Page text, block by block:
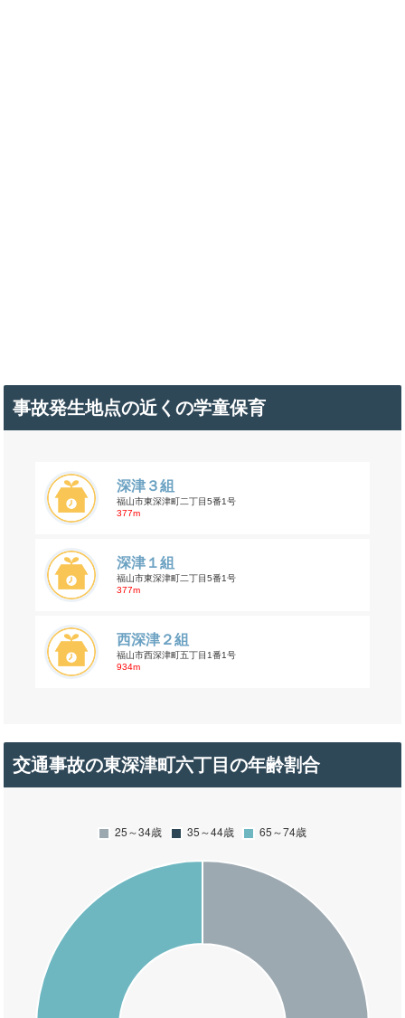
事故発生地点の近くの学童保育
深津３組
福山市東深津町二丁目5番1号
377m
深津１組
福山市東深津町二丁目5番1号
377m
西深津２組
福山市西深津町五丁目1番1号
934m
交通事故の東深津町六丁目の年齢割合